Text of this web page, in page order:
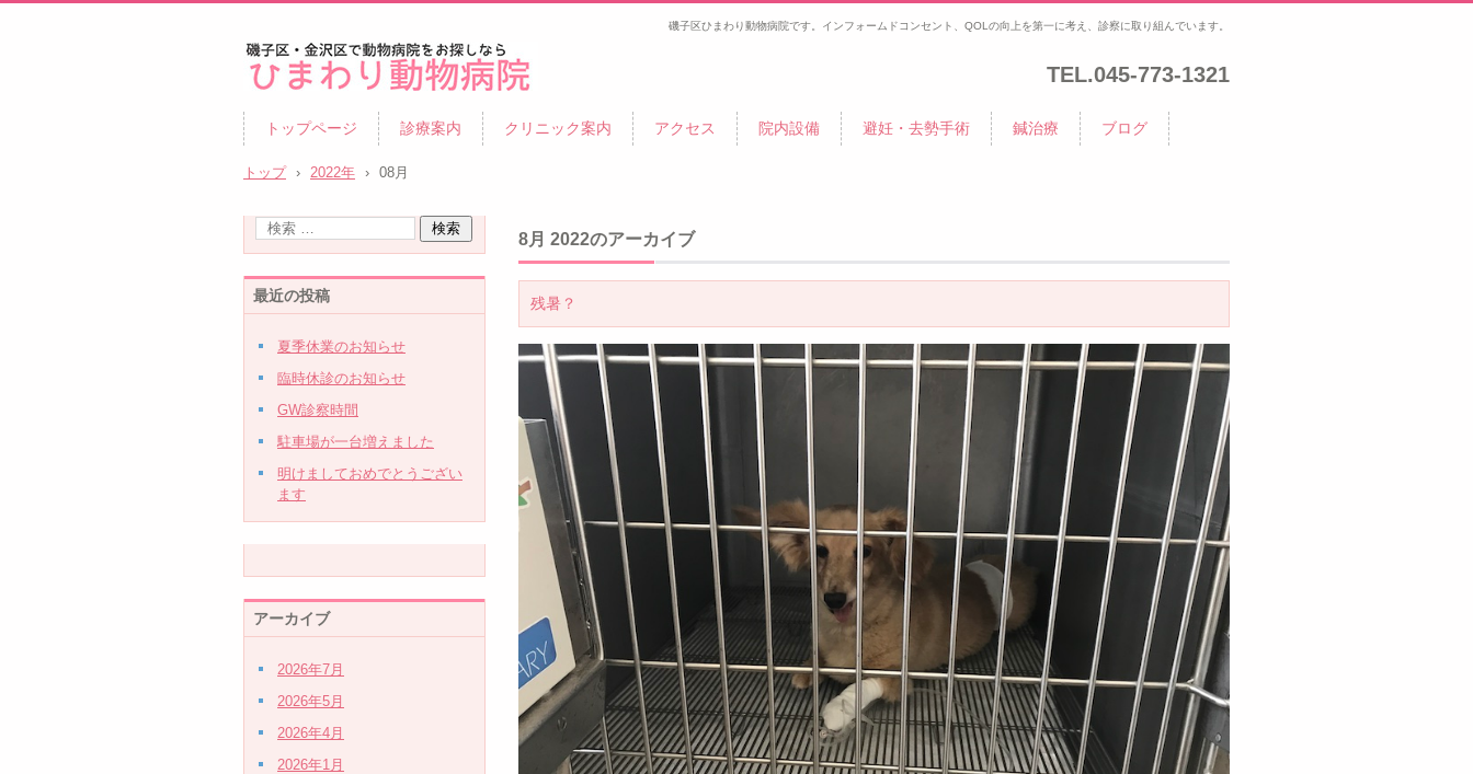
区|夜8時まで診察|鍼治療
磯子区ひまわり動物病院です。インフォームドコンセント、QOLの向上を第一に考え、診察に取り組んでいます。
TEL.045-773-1321
トップページ 診療案内 クリニック案内 アクセス 院内設備 避妊・去勢手術 鍼治療 ブログ
トップ › 2022年 › 08月
8月 2022のアーカイブ
残暑？
最近の投稿
夏季休業のお知らせ
臨時休診のお知らせ
GW診察時間
駐車場が一台増えました
明けましておめでとうござい
ます
アーカイブ
2026年7月
2026年5月
2026年4月
2026年1月